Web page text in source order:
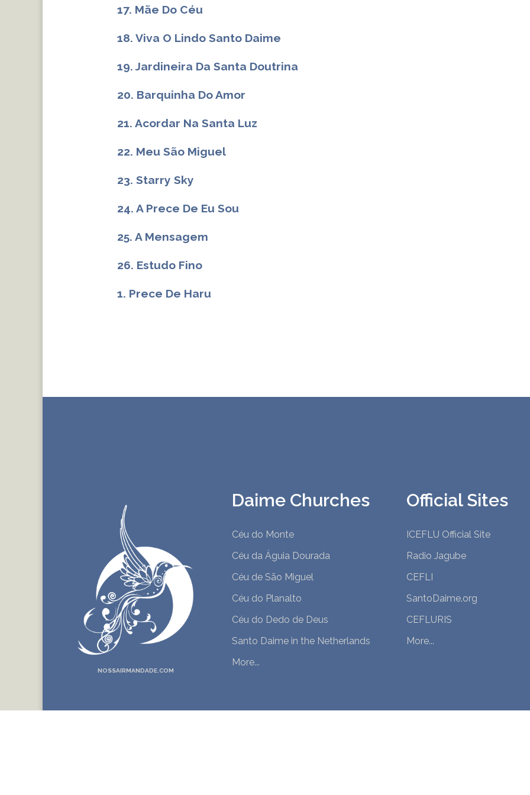
17. Mãe Do Céu
18. Viva O Lindo Santo Daime
19. Jardineira Da Santa Doutrina
20. Barquinha Do Amor
21. Acordar Na Santa Luz
22. Meu São Miguel
23. Starry Sky
24. A Prece De Eu Sou
25. A Mensagem
26. Estudo Fino
1. Prece De Haru
NOSSAIRMANDADE.COM
Daime Churches
Céu do Monte
Céu da Águia Dourada
Céu de São Miguel
Céu do Planalto
Céu do Dedo de Deus
Santo Daime in the Netherlands
More...
Official Sites
ICEFLU Official Site
Radio Jagube
CEFLI
SantoDaime.org
CEFLURIS
More...